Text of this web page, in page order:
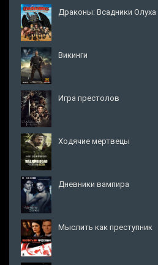
Драконы: Всадники Олуха
Викинги
Игра престолов
Ходячие мертвецы
Дневники вампира
Мыслить как преступник